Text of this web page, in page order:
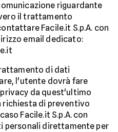
riguardante
il trattamento
Facile.it S.p.A. con
email dedicato:
di dati
l'utente dovrà fare
da quest'ultimo
richiesta di preventivo
Facile.it S.p.A. con
personali direttamente per